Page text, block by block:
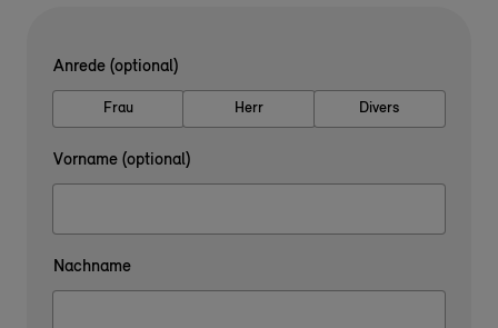
Anrede (optional)
Frau Herr Divers
Vorname (optional)
Nachname